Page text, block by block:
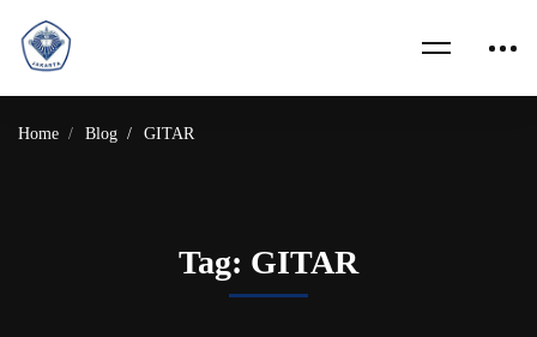
Home Blog GITAR
Tag: GITAR